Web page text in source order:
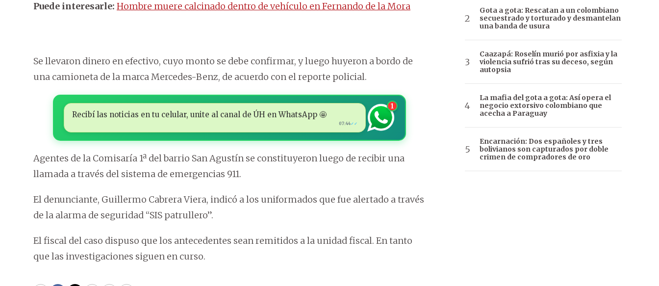
Puede interesarle: Hombre muere calcinado dentro de vehículo en Fernando de la Mora
Se llevaron dinero en efectivo, cuyo monto se debe confirmar, y luego huyeron a bordo de
una camioneta de la marca Mercedes-Benz, de acuerdo con el reporte policial.
Recibí las noticias en tu celular, unite al canal de ÚH en WhatsApp 🤩
07:44✓✓
1
Agentes de la Comisaría 1ª del barrio San Agustín se constituyeron luego de recibir una
llamada a través del sistema de emergencias 911.
El denunciante, Guillermo Cabrera Viera, indicó a los uniformados que fue alertado a través
de la alarma de seguridad “SIS patrullero”.
El fiscal del caso dispuso que los antecedentes sean remitidos a la unidad fiscal. En tanto
que las investigaciones siguen en curso.
Gota a gota: Rescatan a un colombiano
secuestrado y torturado y desmantelan
una banda de usura
Caazapá: Roselín murió por asfixia y la
violencia sufrió tras su deceso, según
autopsia
La mafia del gota a gota: Así opera el
negocio extorsivo colombiano que
acecha a Paraguay
Encarnación: Dos españoles y tres
bolivianos son capturados por doble
crimen de compradores de oro